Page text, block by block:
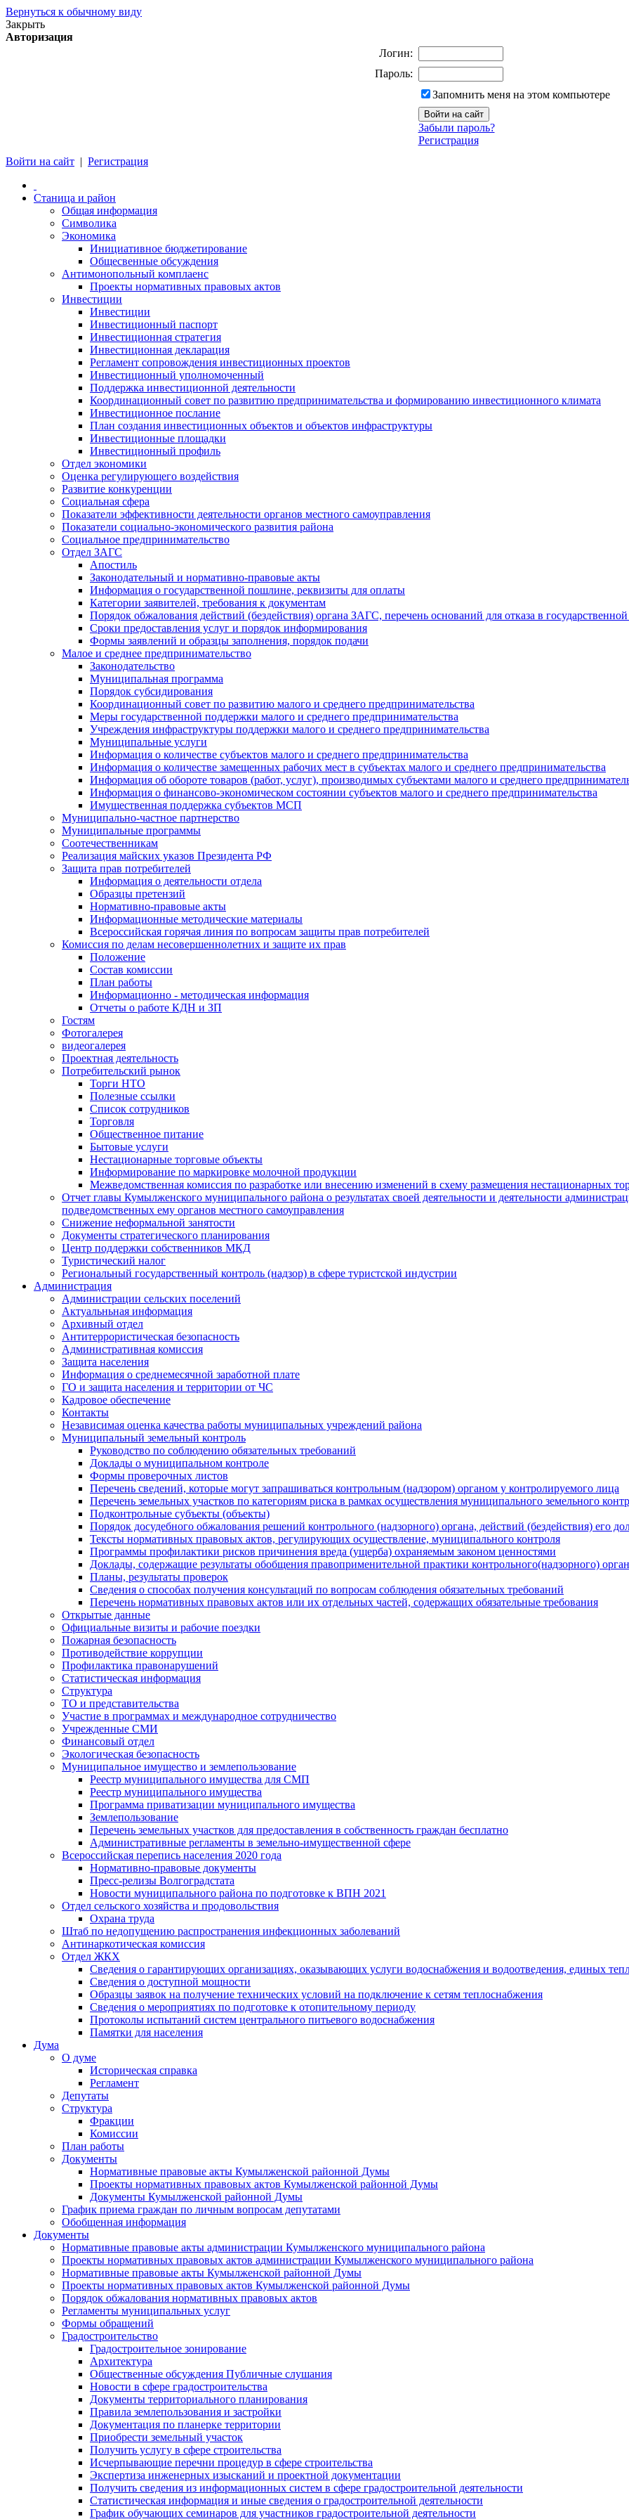
Вернуться к обычному виду
Закрыть
Авторизация
Логин:
Пароль:
Запомнить меня на этом компьютере
Забыли пароль?
Регистрация
Войти на сайт | Регистрация
Станица и район
Общая информация
Символика
Экономика
Инициативное бюджетирование
Общесвенные обсуждения
Антимонопольный комплаенс
Проекты нормативных правовых актов
Инвестиции
Инвестиции
Инвестиционный паспорт
Инвестиционная стратегия
Инвестиционная декларация
Регламент сопровождения инвестиционных проектов
Инвестиционный уполномоченный
Поддержка инвестиционной деятельности
Координационный совет по развитию предпринимательства и формированию инвестиционного климата
Инвестиционное послание
План создания инвестиционных объектов и объектов инфраструктуры
Инвестиционные площадки
Инвестиционный профиль
Отдел экономики
Оценка регулирующего воздействия
Развитие конкуренции
Социальная сфера
Показатели эффективности деятельности органов местного самоуправления
Показатели социально-экономического развития района
Социальное предпринимательство
Отдел ЗАГС
Апостиль
Законодательный и нормативно-правовые акты
Информация о государственной пошлине, реквизиты для оплаты
Категории заявителей, требования к документам
Порядок обжалования действий (бездействия) органа ЗАГС, перечень оснований для отказа в
Сроки предоставления услуг и порядок информирования
Формы заявлений и образцы заполнения, порядок подачи
Малое и среднее предпринимательство
Законодательство
Муниципальная программа
Порядок субсидирования
Координационный совет по развитию малого и среднего предпринимательства
Меры государственной поддержки малого и среднего предпринимательства
Учреждения инфраструктуры поддержки малого и среднего предпринимательства
Муниципальные услуги
Информация о количестве субъектов малого и среднего предпринимательства
Информация о количестве замещенных рабочих мест в субъектах малого и среднего предпринимательства
Информация об обороте товаров (работ, услуг), производимых субъектами малого и среднего
Информация о финансово-экономическом состоянии субъектов малого и среднего предпринимательства
Имущественная поддержка субъектов МСП
Муниципально-частное партнерство
Муниципальные программы
Соотечественникам
Реализация майских указов Президента РФ
Защита прав потребителей
Информация о деятельности отдела
Образцы претензий
Нормативно-правовые акты
Информационные методические материалы
Всероссийская горячая линия по вопросам защиты прав потребителей
Комиссия по делам несовершеннолетних и защите их прав
Положение
Состав комиссии
План работы
Информационно - методическая информация
Отчеты о работе КДН и ЗП
Гостям
Фотогалерея
видеогалерея
Проектная деятельность
Потребительский рынок
Торги НТО
Полезные ссылки
Список сотрудников
Торговля
Общественное питание
Бытовые услуги
Нестационарные торговые объекты
Информирование по маркировке молочной продукции
Межведомственная комиссия по разработке или внесению изменений в схему размещения нестационарных
Отчет главы Кумылженского муниципального района о результатах своей деятельности и деятельности
подведомственных ему органов местного самоуправления
Снижение неформальной занятости
Документы стратегического планирования
Центр поддержки собственников МКД
Туристический налог
Региональный государственный контроль (надзор) в сфере туристской индустрии
Администрация
Администрации сельских поселений
Актуальньная информация
Архивный отдел
Антитеррористическая безопасность
Административная комиссия
Защита населения
Информация о среднемесячной заработной плате
ГО и защита населения и территории от ЧС
Кадровое обеспечение
Контакты
Независимая оценка качества работы муниципальных учреждений района
Муниципальный земельный контроль
Руководство по соблюдению обязательных требований
Доклады о муниципальном контроле
Формы проверочных листов
Перечень сведений, которые могут запрашиваться контрольным (надзором) органом у контролируемого лица
Перечень земельных участков по категориям риска в рамках осуществления муниципального земельного
Подконтрольные субъекты (объекты)
Порядок досудебного обжалования решений контрольного (надзорного) органа, действий (бездействия) его
Тексты нормативных правовых актов, регулирующих осуществление, муниципального контроля
Программы профилактики рисков причинения вреда (ущерба) охраняемым законом ценностями
Доклады, содержащие результаты обобщения правоприменительной практики контрольного(надзорного)
Планы, результаты проверок
Сведения о способах получения консультаций по вопросам соблюдения обязательных требований
Перечень нормативных правовых актов или их отдельных частей, содержащих обязательные требования
Открытые данные
Официальные визиты и рабочие поездки
Пожарная безопасность
Противодействие коррупции
Профилактика правонарушений
Статистическая информация
Структура
ТО и представительства
Участие в программах и международное сотрудничество
Учрежденные СМИ
Финансовый отдел
Экологическая безопасность
Муниципальное имущество и землепользование
Реестр муниципального имущества для СМП
Реестр муниципального имущества
Программа приватизации муниципального имущества
Землепользование
Перечень земельных участков для предоставления в собственность граждан бесплатно
Административные регламенты в земельно-имущественной сфере
Всероссийская перепись населения 2020 года
Нормативно-правовые документы
Пресс-релизы Волгоградстата
Новости муниципального района по подготовке к ВПН 2021
Отдел сельского хозяйства и продовольствия
Охрана труда
Штаб по недопущению распространения инфекционных заболеваний
Антинаркотическая комиссия
Отдел ЖКХ
Сведения о гарантирующих организациях, оказывающих услуги водоснабжения и водоотведения, единых
Сведения о доступной мощности
Образцы заявок на получение технических условий на подключение к сетям теплоснабжения
Сведения о мероприятиях по подготовке к отопительному периоду
Протоколы испытаний систем центрального питьевого водоснабжения
Памятки для населения
Дума
О думе
Историческая справка
Регламент
Депутаты
Структура
Фракции
Комиссии
План работы
Документы
Нормативные правовые акты Кумылженской районной Думы
Проекты нормативных правовых актов Кумылженской районной Думы
Документы Кумылженской районной Думы
График приема граждан по личным вопросам депутатами
Обобщенная информация
Документы
Нормативные правовые акты администрации Кумылженского муниципального района
Проекты нормативных правовых актов администрации Кумылженского муниципального района
Нормативные правовые акты Кумылженской районной Думы
Проекты нормативных правовых актов Кумылженской районной Думы
Порядок обжалования нормативных правовых актов
Регламенты муниципальных услуг
Формы обращений
Градостроительство
Градостроительное зонирование
Архитектура
Общественные обсуждения Публичные слушания
Новости в сфере градостроительства
Документы территориального планирования
Правила землепользования и застройки
Документация по планерке территории
Приобрести земельный участок
Получить услугу в сфере строительства
Исчерпывающие перечни процедур в сфере строительства
Экспертиза инженерных изысканий и проектной документации
Получить сведения из информационных систем в сфере градостроительной деятельности
Статистическая информация и иные сведения о градостроительной деятельности
График обучающих семинаров для участников градостроительной деятельности